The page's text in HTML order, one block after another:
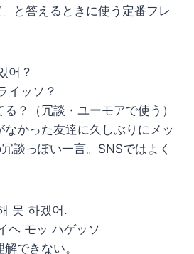
と答えるときに使う定番フレ
어？
イッソ？
る？（冗談・ユーモアで使う）
なかった友達に久しぶりにメッ
談っぽい一言。SNSではよく
못 하겠어.
ヘ モッ ハゲッソ
できない。